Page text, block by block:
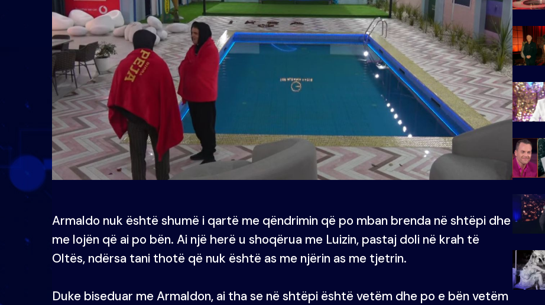
Armaldo nuk është shumë i qartë me qëndrimin që po mban brenda në shtëpi dhe
me lojën që ai po bën. Ai një herë u shoqërua me Luizin, pastaj doli në krah të
Oltës, ndërsa tani thotë që nuk është as me njërin as me tjetrin.
Duke biseduar me Armaldon, ai tha se në shtëpi është vetëm dhe po e bën vetëm